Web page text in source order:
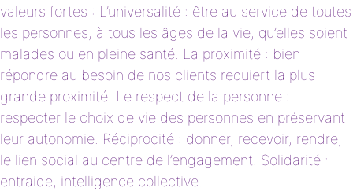
valeurs fortes : L’universalité : être au service de toutes
les personnes, à tous les âges de la vie, qu’elles soient
malades ou en pleine santé. La proximité : bien
répondre au besoin de nos clients requiert la plus
grande proximité. Le respect de la personne :
respecter le choix de vie des personnes en préservant
leur autonomie. Réciprocité : donner, recevoir, rendre,
le lien social au centre de l’engagement. Solidarité :
entraide, intelligence collective.